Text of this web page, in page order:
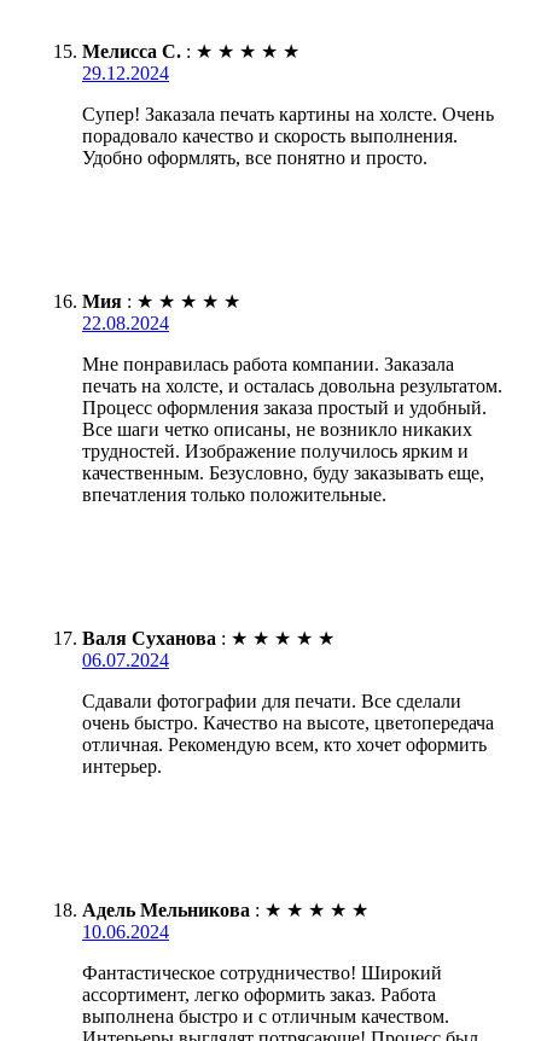
Мелисса С. : ★ ★ ★ ★ ★
29.12.2024
Супер! Заказала печать картины на холсте. Очень
порадовало качество и скорость выполнения.
Удобно оформлять, все понятно и просто.
Мия : ★ ★ ★ ★ ★
22.08.2024
Мне понравилась работа компании. Заказала
печать на холсте, и осталась довольна результатом.
Процесс оформления заказа простый и удобный.
Все шаги четко описаны, не возникло никаких
трудностей. Изображение получилось ярким и
качественным. Безусловно, буду заказывать еще,
впечатления только положительные.
Валя Суханова : ★ ★ ★ ★ ★
06.07.2024
Сдавали фотографии для печати. Все сделали
очень быстро. Качество на высоте, цветопередача
отличная. Рекомендую всем, кто хочет оформить
интерьер.
Адель Мельникова : ★ ★ ★ ★ ★
10.06.2024
Фантастическое сотрудничество! Широкий
ассортимент, легко оформить заказ. Работа
выполнена быстро и с отличным качеством.